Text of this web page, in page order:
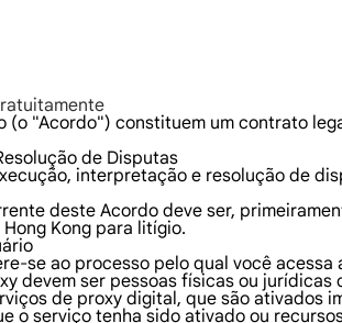
(o "Acordo") constituem um contrato
de Disputas
interpretação e resolução de
deste Acordo deve ser,
Kong para litígio.
se ao processo pelo qual você
devem ser pessoas físicas ou
de proxy digital, que são ativados
o serviço tenha sido ativado ou